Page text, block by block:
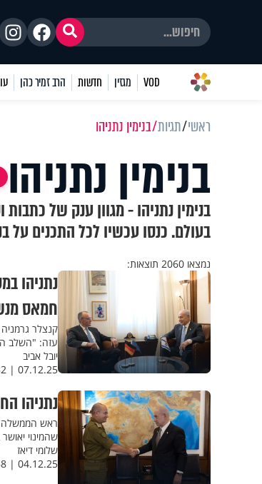
VOD מגזין חדשות הרב זמיר כהן
ראשי תגיות בנימין נתניהו
בנימין נתניהו
בנימין נתניהו - מגוון ענק של
בעולם. כנסו עכשיו לכל התכנים על
נמצאו 2060 תוצאות:
נתניהו
חמאס
קנצלר
עזה: "השלב
יובל אביב
07.12.25 | 13:32
נתניהו
ראש הממשלה
שהמינוי
שלומי דיאז
04.12.25 | 11:58